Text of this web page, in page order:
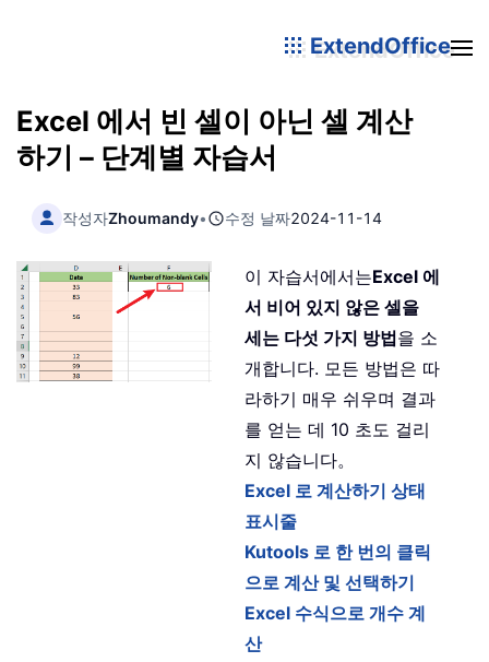
ExtendOffice
Excel 에서 빈 셀이 아닌 셀 계산
하기 – 단계별 자습서
작성자Zhoumandy• 수정 날짜2024-11-14
이 자습서에서는Excel 에
서 비어 있지 않은 셀을
세는 다섯 가지 방법을 소
개합니다. 모든 방법은 따
라하기 매우 쉬우며 결과
를 얻는 데 10 초도 걸리
지 않습니다。
Excel 로 계산하기 상태
표시줄
Kutools 로 한 번의 클릭
으로 계산 및 선택하기
Excel 수식으로 개수 계
산